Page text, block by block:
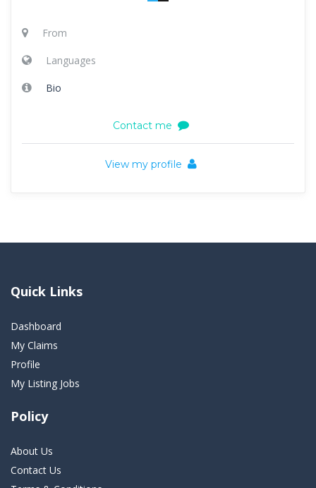
From
Languages
Bio
Contact me
View my profile
Quick Links
Dashboard
My Claims
Profile
My Listing Jobs
Policy
About Us
Contact Us